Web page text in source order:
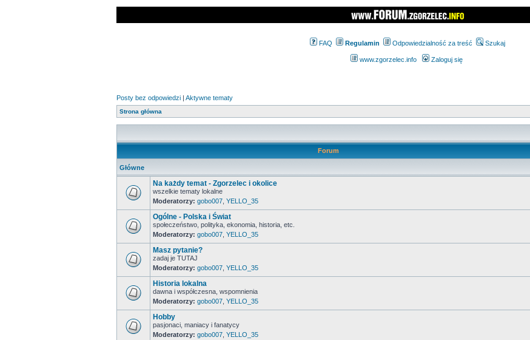
FAQ Regulamin Odpowiedzialność za treść Szukaj
www.zgorzelec.info Zaloguj się
Posty bez odpowiedzi | Aktywne tematy
Strona główna
Forum
Główne
Na każdy temat - Zgorzelec i okolice
wszelkie tematy lokalne
Moderatorzy: gobo007 YELLO_35
Ogólne - Polska i Świat
społeczeństwo, polityka, ekonomia, historia, etc.
Moderatorzy: gobo007 YELLO_35
Masz pytanie?
zadaj je TUTAJ
Moderatorzy: gobo007 YELLO_35
Historia lokalna
dawna i współczesna, wspomnienia
Moderatorzy: gobo007 YELLO_35
Hobby
pasjonaci, maniacy i fanatycy
Moderatorzy: gobo007 YELLO_35